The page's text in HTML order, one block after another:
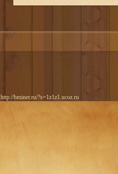
http://bminer.ru/?s=1z1z1.ucoz.ru